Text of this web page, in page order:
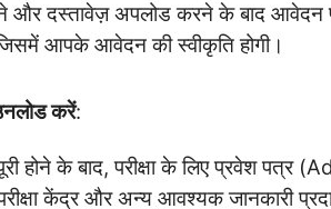
और दस्तावेज़ अपलोड करने के बाद
आपके आवेदन की स्वीकृति होगी।
करें:
होने के बाद, परीक्षा के लिए प्रवेश
केंद्र और अन्य आवश्यक जानकारी